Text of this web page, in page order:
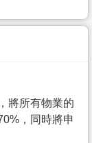
將所有物業的
，同時將申